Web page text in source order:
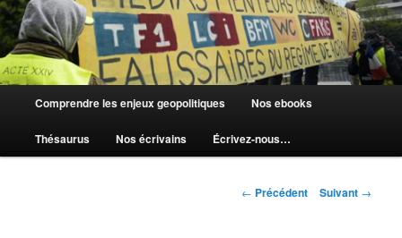
Comprendre les enjeux geopolitiques Nos ebooks
Thésaurus Nos écrivains Écrivez-nous…
Navigation
← Précédent Suivant →